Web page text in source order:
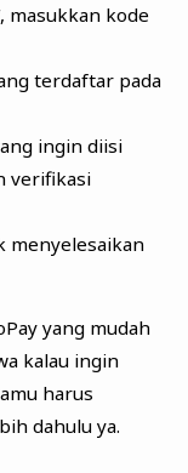
masukkan kode
terdaftar pada
ingin diisi
verifikasi
menyelesaikan
yang mudah
kalau ingin
harus
dahulu ya.